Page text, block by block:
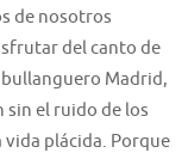
de nosotros
del canto de
Madrid,
sin el ruido de los
vida plácida. Porque